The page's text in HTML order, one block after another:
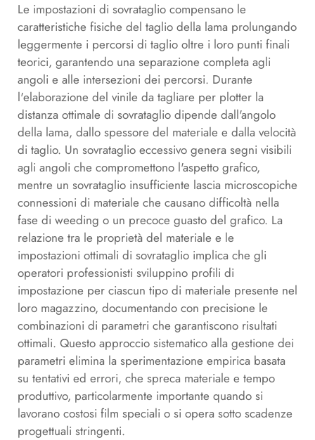
Le impostazioni di sovrataglio compensano le
caratteristiche fisiche del taglio della lama prolungando
leggermente i percorsi di taglio oltre i loro punti finali
teorici, garantendo una separazione completa agli
angoli e alle intersezioni dei percorsi. Durante
l'elaborazione del vinile da tagliare per plotter la
distanza ottimale di sovrataglio dipende dall'angolo
della lama, dallo spessore del materiale e dalla velocità
di taglio. Un sovrataglio eccessivo genera segni visibili
agli angoli che compromettono l'aspetto grafico,
mentre un sovrataglio insufficiente lascia microscopiche
connessioni di materiale che causano difficoltà nella
fase di weeding o un precoce guasto del grafico. La
relazione tra le proprietà del materiale e le
impostazioni ottimali di sovrataglio implica che gli
operatori professionisti sviluppino profili di
impostazione per ciascun tipo di materiale presente nel
loro magazzino, documentando con precisione le
combinazioni di parametri che garantiscono risultati
ottimali. Questo approccio sistematico alla gestione dei
parametri elimina la sperimentazione empirica basata
su tentativi ed errori, che spreca materiale e tempo
produttivo, particolarmente importante quando si
lavorano costosi film speciali o si opera sotto scadenze
progettuali stringenti.